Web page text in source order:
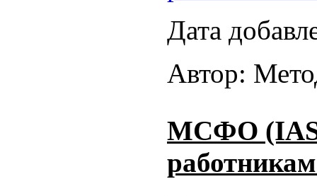
Дата
Автор:
МСФО (IAS)